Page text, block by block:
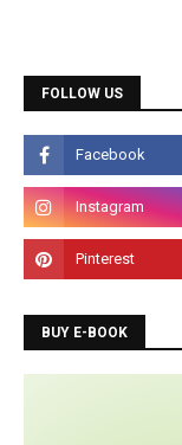
FOLLOW US
BUY E-BOOK